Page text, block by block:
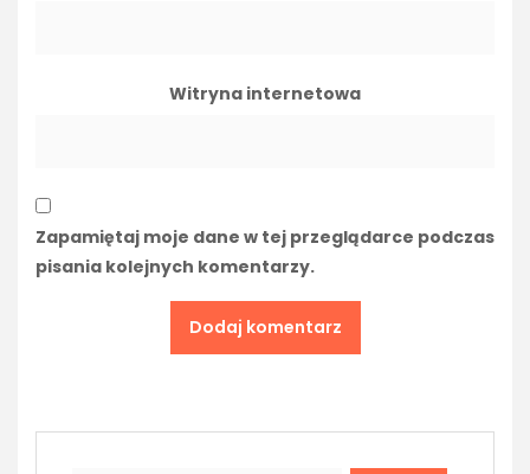
Witryna internetowa
Zapamiętaj moje dane w tej przeglądarce podczas
pisania kolejnych komentarzy.